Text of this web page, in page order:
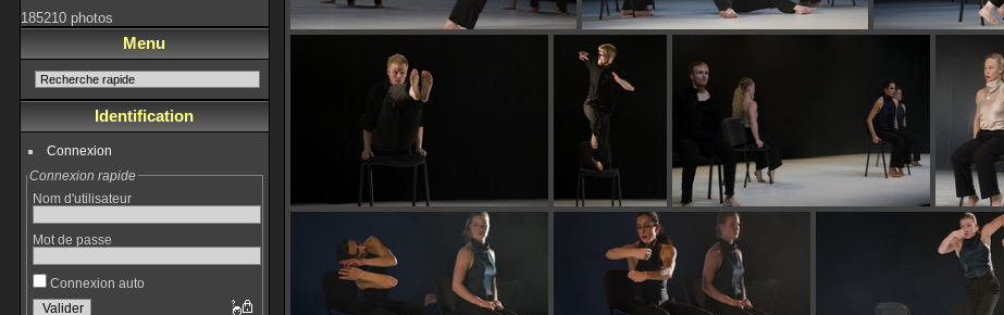
185210 photos
Menu
Identification
Connexion
Connexion rapide
Nom d'utilisateur
Mot de passe
Connexion auto